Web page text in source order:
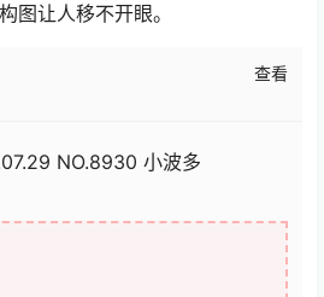
图让人移不开眼。
查看
NO.8930 小波多